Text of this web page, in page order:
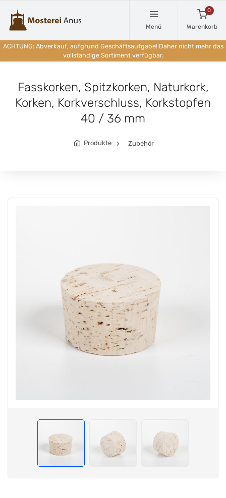
Menü
0
Warenkorb
ACHTUNG: Abverkauf, aufgrund Geschäftsaufgabe! Daher nicht mehr das
vollständige Sortiment verfügbar.
Fasskorken, Spitzkorken, Naturkork,
Korken, Korkverschluss, Korkstopfen
40 / 36 mm
Produkte Zubehör